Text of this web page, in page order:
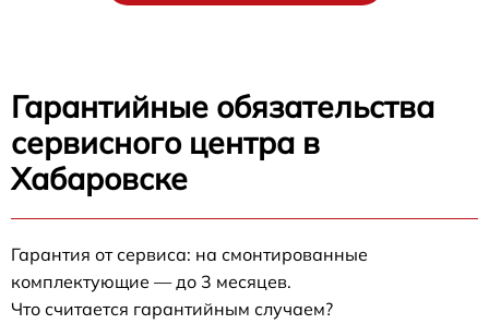
Гарантийные обязательства
сервисного центра в
Хабаровске
Гарантия от сервиса: на смонтированные
комплектующие — до 3 месяцев.
Что считается гарантийным случаем?